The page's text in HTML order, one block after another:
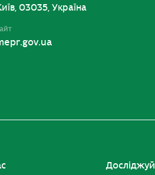
03035, Україна
Досліджуй